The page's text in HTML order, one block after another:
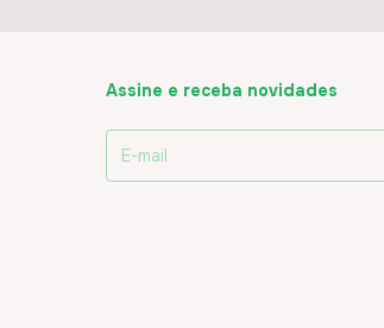
Assine e receba novidades